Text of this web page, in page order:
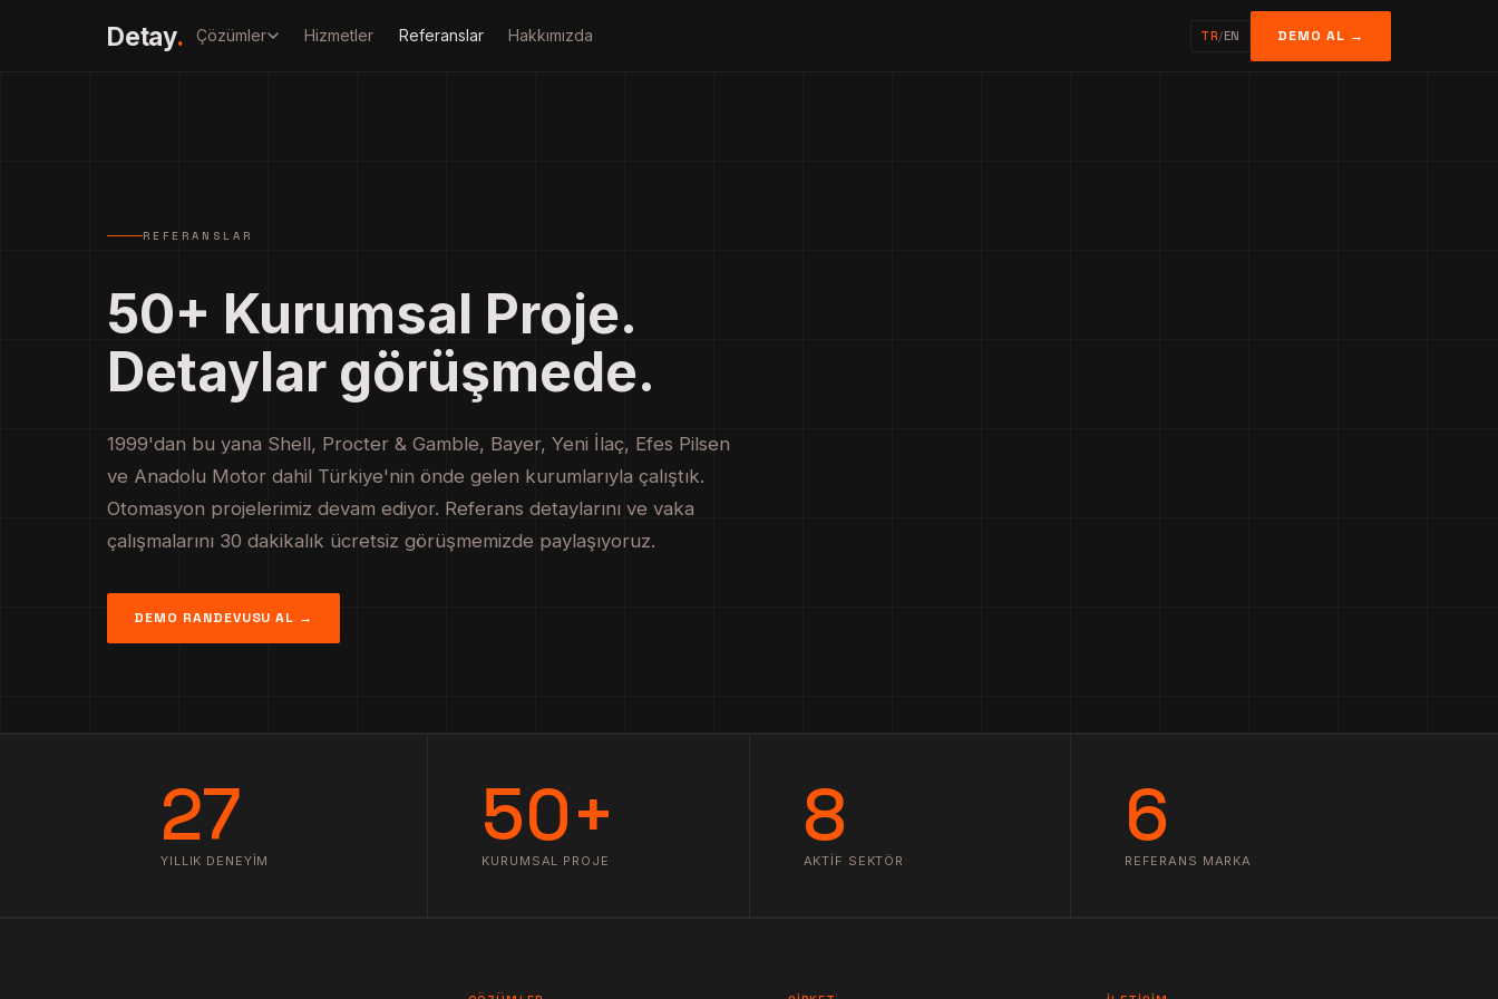
Detay. Çözümler Hizmetler Referanslar Hakkımızda TR/EN DEMO AL →
REFERANSLAR
50+ Kurumsal Proje.
Detaylar görüşmede.
1999'dan bu yana Shell, Procter & Gamble, Bayer, Yeni İlaç, Efes Pilsen
ve Anadolu Motor dahil Türkiye'nin önde gelen kurumlarıyla çalıştık.
Otomasyon projelerimiz devam ediyor. Referans detaylarını ve vaka
çalışmalarını 30 dakikalık ücretsiz görüşmemizde paylaşıyoruz.
DEMO RANDEVUSU AL →
27
YILLIK DENEYIM 50+
KURUMSAL PROJE 8
AKTIF SEKTÖR 6
REFERANS MARKA